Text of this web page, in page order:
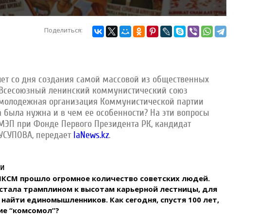
Поделиться:
со дня создания самой массовой из общественных
ленинский коммунистический союз
организация Коммунистической партии
была нужна и в чем ее особенности? На эти вопросы
при Фонде Первого Президента РК, кандидат
передает IaNews.kz.
прошло огромное количество советских людей.
трамплином к высотам карьерной лестницы, для
единомышленников. Как сегодня, спустя 100 лет,
“комсомол”?